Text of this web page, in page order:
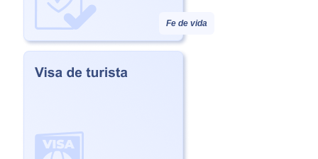
Fe de vida